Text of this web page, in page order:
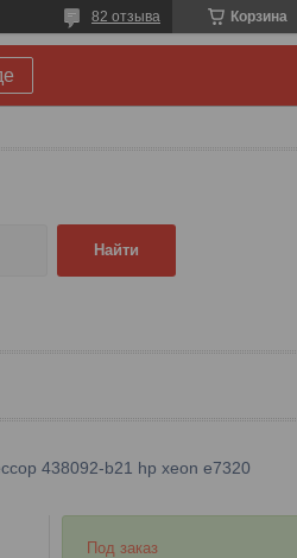
Корзина
82 отзыва
Найти
438092-b21 hp xeon e7320
Под заказ